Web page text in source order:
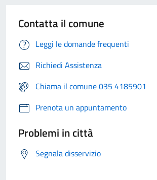
Contatta il comune
Leggi le domande frequenti
Richiedi Assistenza
Chiama il comune 035 4185901
Prenota un appuntamento
Problemi in città
Segnala disservizio